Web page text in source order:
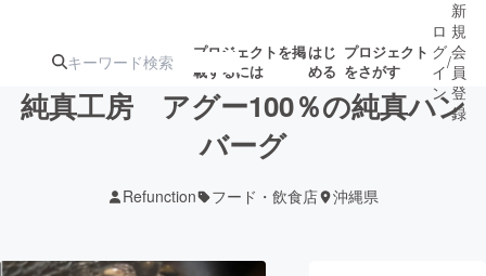
プロジェクトを掲
載するには
はじ
める
プロジェクト
をさがす
ターン
ジェクト
募集終了が近いプ
ロジェクト
ロ
グ
イ
ン
/
新
規
会
員
登
録
純真工房 アグー100％の純真ハン
バーグ
Refunction フード・飲食店 沖縄県